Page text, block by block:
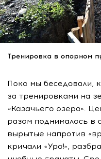
Тренировка в опорном
Пока мы беседовали,
за тренировками на
«Казачьего озера».
разом поднималась в
вырытые напротив
кричали «Ура!»,